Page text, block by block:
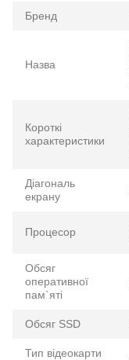
Бренд
Назва
Короткі
характеристики
Діагональ
екрану
Процесор
Обсяг
оперативної
пам`яті
Обсяг SSD
Тип відеокарти